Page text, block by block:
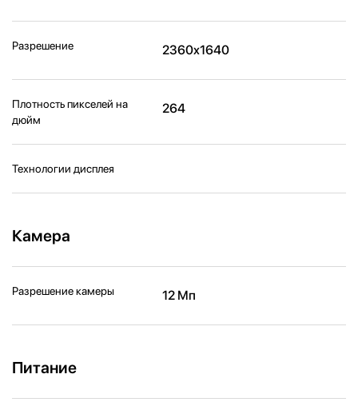
Разрешение 2360x1640
Плотность пикселей на
дюйм
264
Технологии дисплея
Камера
Разрешение камеры 12 Мп
Питание